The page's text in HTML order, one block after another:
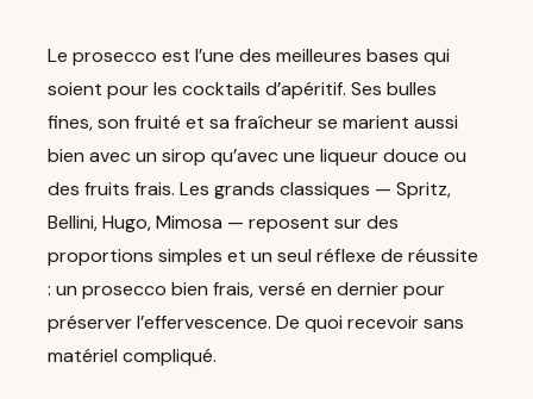
Le prosecco est l’une des meilleures bases qui
soient pour les cocktails d’apéritif. Ses bulles
fines, son fruité et sa fraîcheur se marient aussi
bien avec un sirop qu’avec une liqueur douce ou
des fruits frais. Les grands classiques — Spritz,
Bellini, Hugo, Mimosa — reposent sur des
proportions simples et un seul réflexe de réussite
: un prosecco bien frais, versé en dernier pour
préserver l’effervescence. De quoi recevoir sans
matériel compliqué.